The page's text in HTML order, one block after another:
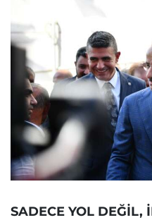
SADECE YOL DEĞİL,